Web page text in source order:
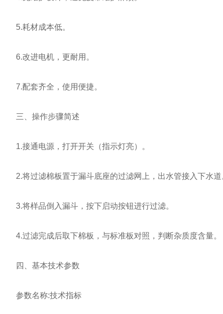
5.耗材成本低。
6.改进电机，更耐用。
7.配套齐全，使用便捷。
三、操作步骤简述
1.接通电源，打开开关（指示灯亮）。
2.将过滤棉板置于漏斗底座的过滤网上，出水管接入下水道
3.将样品倒入漏斗，按下启动按钮进行过滤。
4.过滤完成后取下棉板，与标准板对照，判断杂质度含量。
四、基本技术参数
参数名称:技术指标